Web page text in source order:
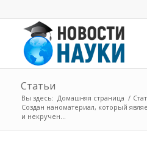
Статьи
Вы здесь: Домашняя страница /
Создан наноматериал, который
и некручен...